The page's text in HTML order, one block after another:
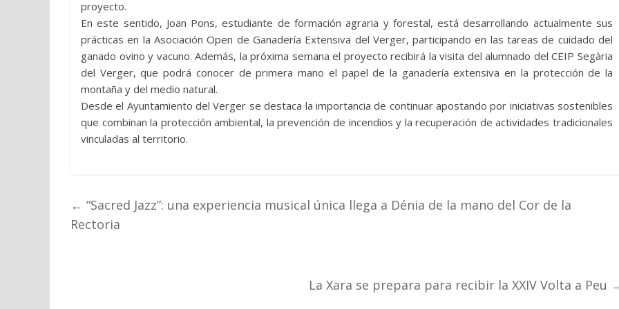
proyecto.
En este sentido, Joan Pons, estudiante de formación agraria y forestal, está desarrollando actualmente sus
prácticas en la Asociación Open de Ganadería Extensiva del Verger, participando en las tareas de cuidado del
ganado ovino y vacuno. Además, la próxima semana el proyecto recibirá la visita del alumnado del CEIP Segària
del Verger, que podrá conocer de primera mano el papel de la ganadería extensiva en la protección de la
montaña y del medio natural.
Desde el Ayuntamiento del Verger se destaca la importancia de continuar apostando por iniciativas sostenibles
que combinan la protección ambiental, la prevención de incendios y la recuperación de actividades tradicionales
vinculadas al territorio.
← “Sacred Jazz”: una experiencia musical única llega a Dénia de la mano del Cor de la
Rectoria
La Xara se prepara para recibir la XXIV Volta a Peu